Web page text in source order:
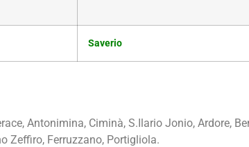
Saverio
Antonimina, Ciminà, S.Ilario Jonio, Ardore,
Zeffiro, Ferruzzano, Portigliola.